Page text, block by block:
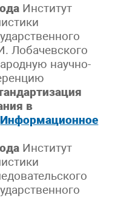
Институт
Лобачевского
научно-
в
Информационное
Институт